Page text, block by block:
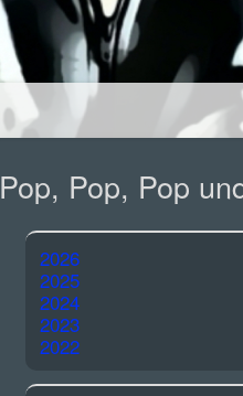
Pop, Pop, Pop
2026
2025
2024
2023
2022